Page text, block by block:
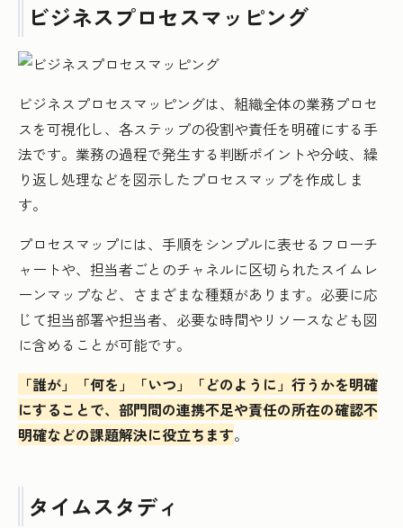
ビジネスプロセスマッピング
ビジネスプロセスマッピングは、組織全体の業務プロセ
スを可視化し、各ステップの役割や責任を明確にする手
法です。業務の過程で発生する判断ポイントや分岐、繰
り返し処理などを図示したプロセスマップを作成しま
す。
プロセスマップには、手順をシンプルに表せるフローチ
ャートや、担当者ごとのチャネルに区切られたスイムレ
ーンマップなど、さまざまな種類があります。必要に応
じて担当部署や担当者、必要な時間やリソースなども図
に含めることが可能です。
「誰が」「何を」「いつ」「どのように」行うかを明確
にすることで、部門間の連携不足や責任の所在の確認不
明確などの課題解決に役立ちます。
タイムスタディ